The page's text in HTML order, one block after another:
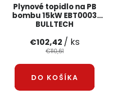
Plynové topidlo na PB
bombu 15kW EBT0003
BULLTECH
€102,42 / ks
€110,61
DO KOŠÍKA